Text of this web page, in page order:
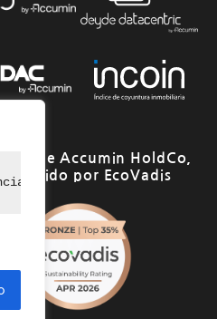
de navegación,
de Accumin HoldCo,
por EcoVadis